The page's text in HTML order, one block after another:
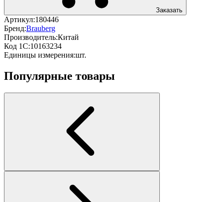
Заказать
Артикул:180446
Бренд:Brauberg
Производитель:Китай
Код 1С:10163234
Единицы измерения:шт.
Популярные товары